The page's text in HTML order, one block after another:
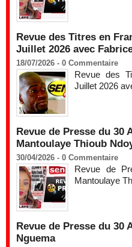
Revue des Titres en
Juillet 2026 avec
18/07/2026 - 0 Commentaire
Revue des
Juillet 2026
Revue de Presse du 30
Mantoulaye Thioub
30/04/2026 - 0 Commentaire
Revue de
Mantoulaye
Revue de Presse du 30
Nguema